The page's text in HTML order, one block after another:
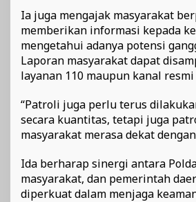
Ia juga mengajak masyarakat
memberikan informasi kepada
mengetahui adanya potensi
Laporan masyarakat dapat
layanan 110 maupun kanal
“Patroli juga perlu terus
secara kuantitas, tetapi juga
masyarakat merasa dekat
Ida berharap sinergi antara
masyarakat, dan pemerintah
diperkuat dalam menjaga